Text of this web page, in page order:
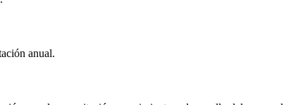
anual.